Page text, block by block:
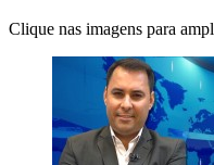
Clique nas imagens para